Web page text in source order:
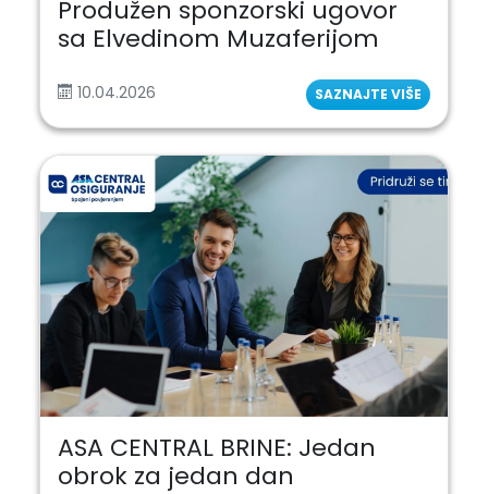
Produžen sponzorski ugovor
sa Elvedinom Muzaferijom
10.04.2026 SAZNAJTE VIŠE
ASA CENTRAL BRINE: Jedan
obrok za jedan dan